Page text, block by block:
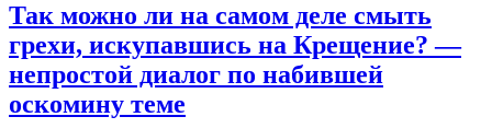
Так можно ли на самом деле смыть
грехи, искупавшись на Крещение?—
непростой диалог по набившей
оскомину теме